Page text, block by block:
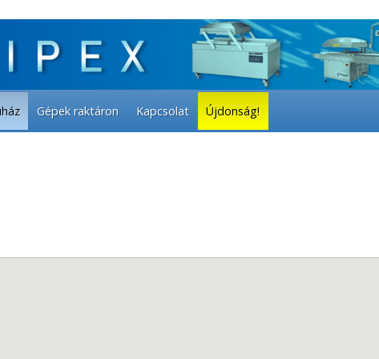
Gépek raktáron Kapcsolat Újdonság!